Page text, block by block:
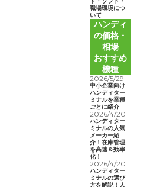
職場環境につ
いて
ハンディ
の価格・
相場
おすすめ
機種
2026/5/29
中小企業向け
ハンディター
ミナルを業種
ごとに紹介
2026/4/20
ハンディター
ミナルの人気
メーカー紹
介！在庫管理
を高速＆効率
化！
2026/4/20
ハンディター
ミナルの選び
方を解説！人